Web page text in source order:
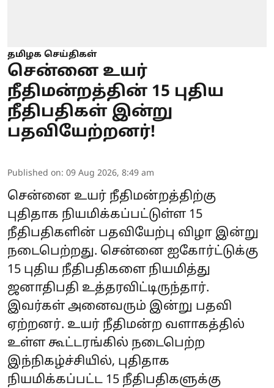
தமிழக செய்திகள்
சென்னை உயர்
நீதிமன்றத்தின் 15 புதிய
நீதிபதிகள் இன்று
பதவியேற்றனர்!
Published on: 09 Aug 2026, 8:49 am
சென்னை உயர் நீதிமன்றத்திற்கு
புதிதாக நியமிக்கப்பட்டுள்ள 15
நீதிபதிகளின் பதவியேற்பு விழா இன்று
நடைபெற்றது. சென்னை ஐகோர்ட்டுக்கு
15 புதிய நீதிபதிகளை நியமித்து
ஜனாதிபதி உத்தரவிட்டிருந்தார்.
இவர்கள் அனைவரும் இன்று பதவி
ஏற்றனர். உயர் நீதிமன்ற வளாகத்தில்
உள்ள கூட்டரங்கில் நடைபெற்ற
இந்நிகழ்ச்சியில், புதிதாக
நியமிக்கப்பட்ட 15 நீதிபதிகளுக்கு